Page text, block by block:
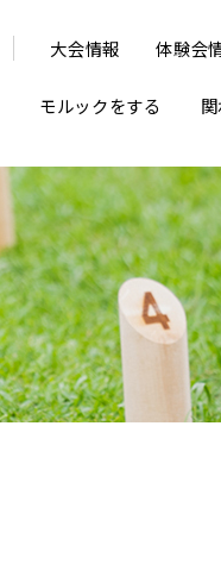
大会情報 体験会
モルックをする